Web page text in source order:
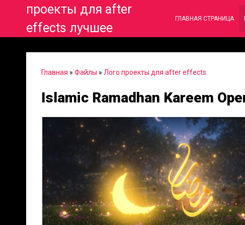
проекты для after
effects лучшее
ГЛАВНАЯ СТРАНИЦА
Главная » Файлы » Лого проекты для after effects
Islamic Ramadhan Kareem